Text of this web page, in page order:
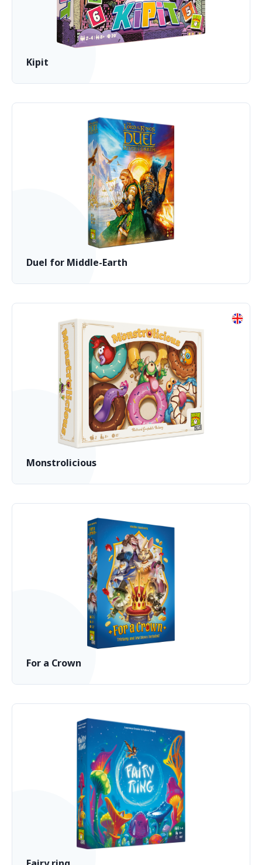
Kipit
Duel for Middle-Earth
Monstrolicious
For a Crown